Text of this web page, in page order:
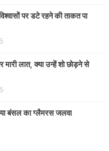
पर डटे रहने की ताकत पा
लात, क्या उन्हें शो छोड़ने से
बंसल का ग्लैमरस जलवा